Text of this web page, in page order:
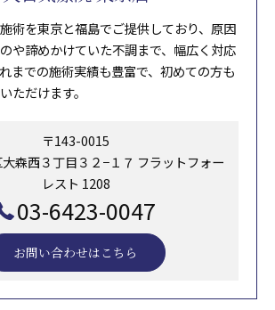
術を東京と福島でご提供しており、原因
や諦めかけていた不調まで、幅広く対応
までの施術実績も豊富で、初めての方も
ただけます。
〒143-0015
森西３丁目３２−１７ フラットフォー
レスト 1208
03-6423-0047
お問い合わせはこちら